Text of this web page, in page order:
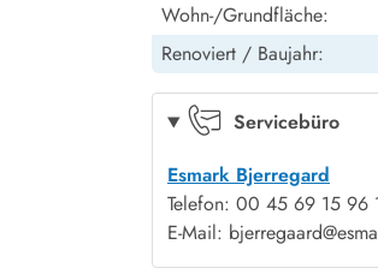
Wohn-/Grundfläche:
Renoviert / Baujahr:
Servicebüro
Esmark Bjerregard
Telefon: 00 45 69 15 96
E-Mail: